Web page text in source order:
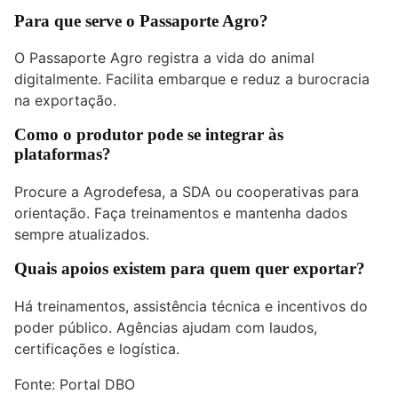
Para que serve o Passaporte Agro?
O Passaporte Agro registra a vida do animal
digitalmente. Facilita embarque e reduz a burocracia
na exportação.
Como o produtor pode se integrar às
plataformas?
Procure a Agrodefesa, a SDA ou cooperativas para
orientação. Faça treinamentos e mantenha dados
sempre atualizados.
Quais apoios existem para quem quer exportar?
Há treinamentos, assistência técnica e incentivos do
poder público. Agências ajudam com laudos,
certificações e logística.
Fonte: Portal DBO